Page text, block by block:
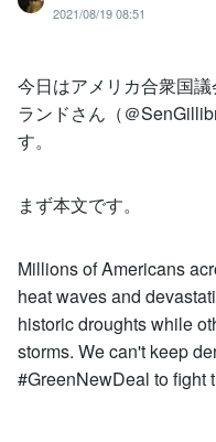
2021/08/19 08:51
今日はアメリカ合衆国
ランドさん（＠
す。
まず本文です。
Millions of Americans
heat waves and
historic droughts while
storms. We can't keep
#GreenNewDeal to fight